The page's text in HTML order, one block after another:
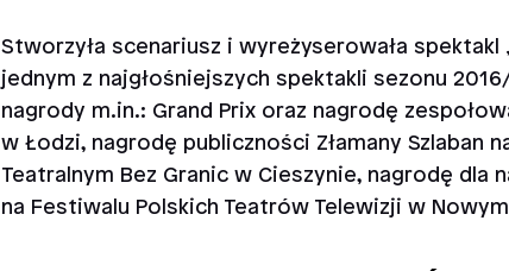
Stworzyła scenariusz i wyreżyserowała spektakl
jednym z najgłośniejszych spektakli sezonu
nagrody m.in.: Grand Prix oraz nagrodę
w Łodzi, nagrodę publiczności Złamany Szlaban
Teatralnym Bez Granic w Cieszynie, nagrodę dla
na Festiwalu Polskich Teatrów Telewizji w